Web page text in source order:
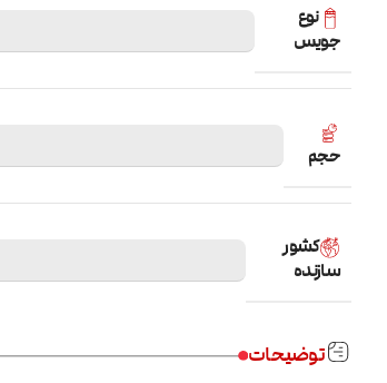
نوع
جویس
حجم
کشور
سازنده
توضیحات